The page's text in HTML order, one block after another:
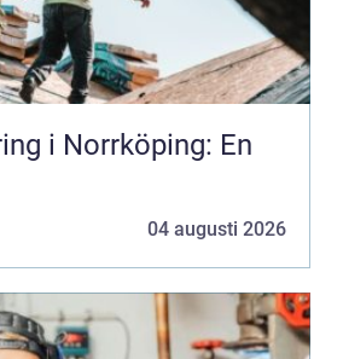
i Norrköping: En
04 augusti 2026